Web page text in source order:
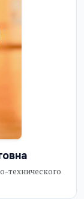
технического